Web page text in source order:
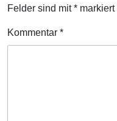
Felder sind mit* markiert
Kommentar *